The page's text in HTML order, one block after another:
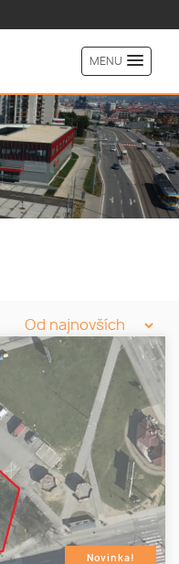
MENU
Novinka!